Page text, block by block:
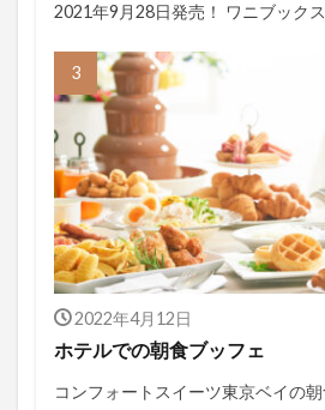
2021年9月28日発売！ ワニブック
2022年4月12日
ホテルでの朝食ブッフェ
コンフォートスイーツ東京ベイの